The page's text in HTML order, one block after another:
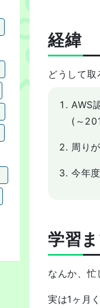
経緯
どうして取
AWS
(～
周り
今年
学習
なんか、忙
実は1ヶ月